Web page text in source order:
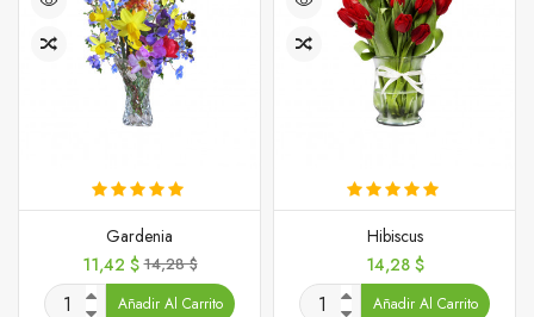
Gardenia
Precio
11,42 $Precio
base
14,28 $
Añadir Al Carrito
Hibiscus
Precio
14,28 $
Añadir Al Carrito